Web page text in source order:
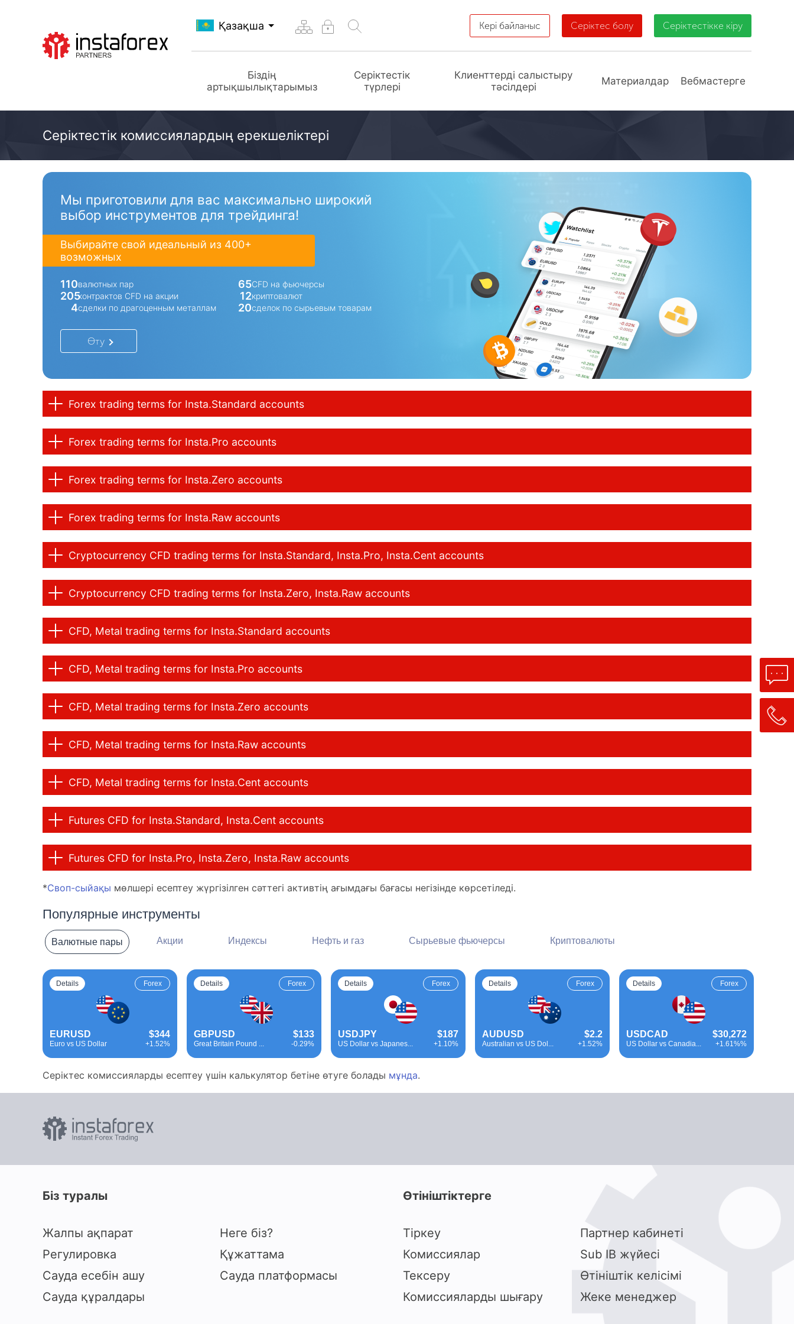
Қазақша Кері байланыс Серіктес болу Серіктестікке кіру
Біздің
артықшылықтарымыз
Серіктестік
түрлері
Клиенттерді салыстыру
тәсілдері
Материалдар Вебмастерге
Серіктестік комиссиялардың ерекшеліктері
Мы приготовили для вас максимально широкий
выбор инструментов для трейдинга!
Выбирайте свой идеальный из 400+
возможных
110валютных пар
205контрактов CFD на акции
4сделки по драгоценным металлам
65CFD на фьючерсы
12криптовалют
20сделок по сырьевым товарам
Өту
Forex trading terms for Insta.Standard accounts
Forex trading terms for Insta.Pro accounts
Forex trading terms for Insta.Zero accounts
Forex trading terms for Insta.Raw accounts
Cryptocurrency CFD trading terms for Insta.Standard, Insta.Pro, Insta.Cent accounts
Cryptocurrency CFD trading terms for Insta.Zero, Insta.Raw accounts
CFD, Metal trading terms for Insta.Standard accounts
CFD, Metal trading terms for Insta.Pro accounts
CFD, Metal trading terms for Insta.Zero accounts
CFD, Metal trading terms for Insta.Raw accounts
CFD, Metal trading terms for Insta.Cent accounts
Futures CFD for Insta.Standard, Insta.Cent accounts
Futures CFD for Insta.Pro, Insta.Zero, Insta.Raw accounts
*Своп-сыйақы мөлшері есептеу жүргізілген сәттегі активтің ағымдағы бағасы негізінде көрсетіледі.
Популярные инструменты
Валютные пары Акции Индексы Нефть и газ Сырьевые фьючерсы Криптовалюты
Details Forex
EURUSD
Euro vs US Dollar
$344
+1.52%
Details Forex
GBPUSD
Great Britain Pound ...
$133
-0.29%
Details Forex
USDJPY
US Dollar vs Japanes...
$187
+1.10%
Details Forex
AUDUSD
Australian vs US Dol...
$2.2
+1.52%
Details Forex
USDCAD
US Dollar vs Canadia...
$30,272
+1.61%%
Серіктес комиссияларды есептеу үшін калькулятор бетіне өтуге болады мұнда.
Біз туралы
Жалпы ақпарат
Неге біз?
Регулировка
Құжаттама
Сауда есебін ашу
Сауда платформасы
Сауда құралдары
Өтініштіктерге
Тіркеу
Партнер кабинеті
Комиссиялар
Sub IB жүйесі
Тексеру
Өтініштік келісімі
Комиссияларды шығару
Жеке менеджер